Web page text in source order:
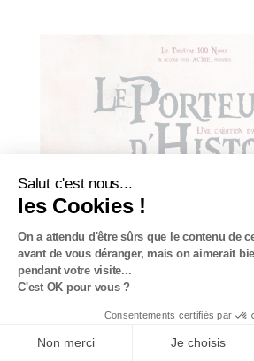
Salut c'est nous...
les Cookies !
On a attendu d'être sûrs que le contenu de
site vous intéresse avant de vous déranger,
mais on aimerait bien vous accompagner
C'est OK pour vous ?
Consentements certifiés par
Non merci Je choisis